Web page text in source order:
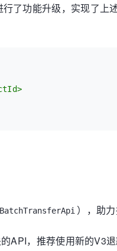
行了功能升级，实现了上
>
），助力
API，推荐使用新的V3退